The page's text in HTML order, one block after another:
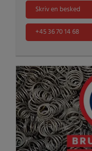
+45 36 70 14 68
Skriv en besked